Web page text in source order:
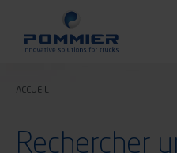
contenu
ACCUEIL
Rechercher